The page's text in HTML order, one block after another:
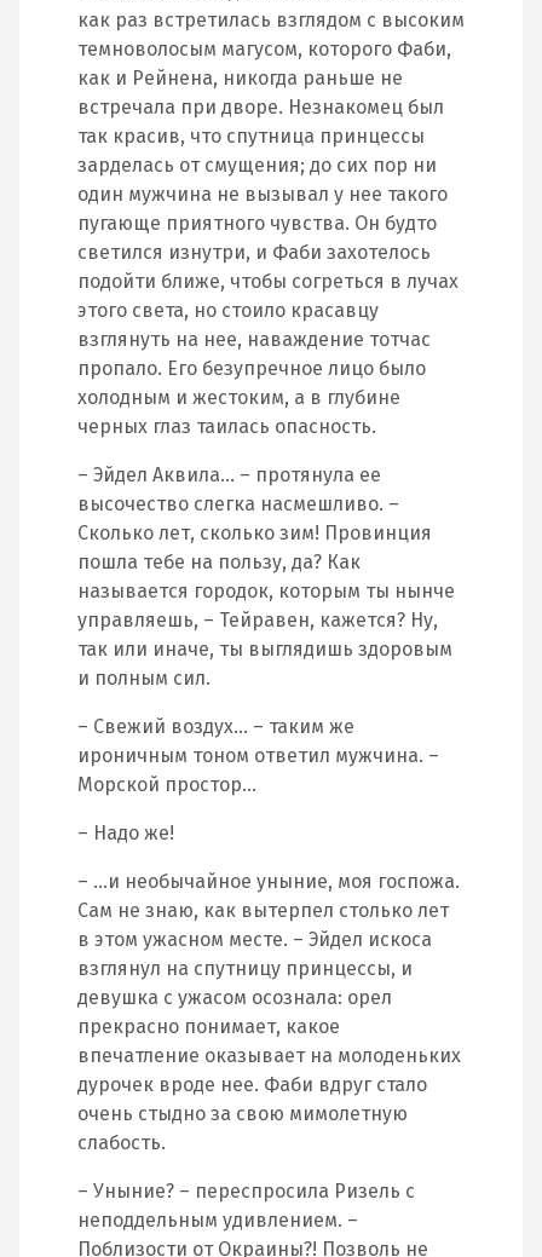
как раз встретилась взглядом с высоким
темноволосым магусом, которого Фаби,
как и Рейнена, никогда раньше не
встречала при дворе. Незнакомец был
так красив, что спутница принцессы
зарделась от смущения; до сих пор ни
один мужчина не вызывал у нее такого
пугающе приятного чувства. Он будто
светился изнутри, и Фаби захотелось
подойти ближе, чтобы согреться в лучах
этого света, но стоило красавцу
взглянуть на нее, наваждение тотчас
пропало. Его безупречное лицо было
холодным и жестоким, а в глубине
черных глаз таилась опасность.
– Эйдел Аквила… – протянула ее
высочество слегка насмешливо. –
Сколько лет, сколько зим! Провинция
пошла тебе на пользу, да? Как
называется городок, которым ты нынче
управляешь, – Тейравен, кажется? Ну,
так или иначе, ты выглядишь здоровым
и полным сил.
– Свежий воздух… – таким же
ироничным тоном ответил мужчина. –
Морской простор…
– Надо же!
– …и необычайное уныние, моя госпожа.
Сам не знаю, как вытерпел столько лет
в этом ужасном месте. – Эйдел искоса
взглянул на спутницу принцессы, и
девушка с ужасом осознала: орел
прекрасно понимает, какое
впечатление оказывает на молоденьких
дурочек вроде нее. Фаби вдруг стало
очень стыдно за свою мимолетную
слабость.
– Уныние? – переспросила Ризель с
неподдельным удивлением. –
Поблизости от Окраины?! Позволь не